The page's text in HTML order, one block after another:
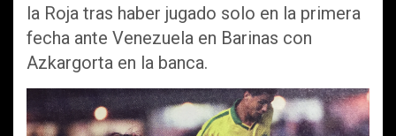
la Roja tras haber jugado solo en la primera
fecha ante Venezuela en Barinas con
Azkargorta en la banca.